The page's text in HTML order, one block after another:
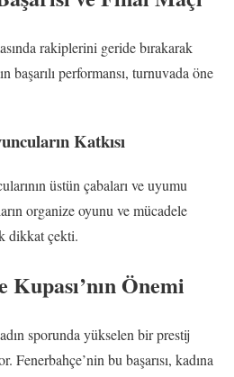
rakiplerini geride bırakarak
başarılı performansı, turnuvada öne
Katkısı
üstün çabaları ve uyumu
organize oyunu ve mücadele
dikkat çekti.
Önemi
sporunda yükselen bir prestij
Fenerbahçe’nin bu başarısı, kadına